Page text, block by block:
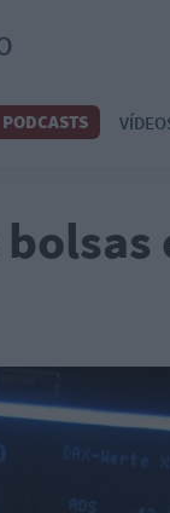
PODCASTS